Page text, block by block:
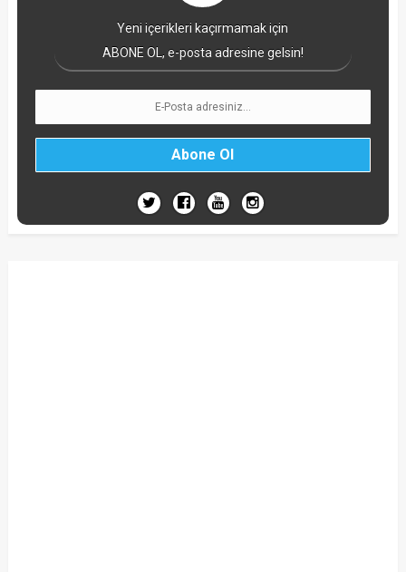
Yeni içerikleri kaçırmamak için
ABONE OL, e-posta adresine gelsin!